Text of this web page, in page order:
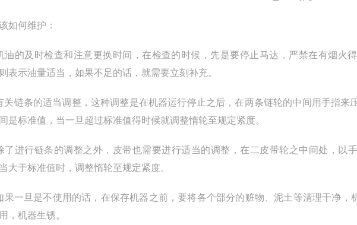
如何维护：
油的及时检查和注意更换时间，在检查的时候，先是要停止马达，严禁在有烟火
表示油量适当，如果不足的话，就需要立刻补充。
关链条的适当调整，这种调整是在机器运行停止之后，在两条链轮的中间用手指来
是标准值，当一旦超过标准值得时候就调整惰轮至规定紧度。
了进行链条的调整之外，皮带也需要进行适当的调整，在二皮带轮之中间处，以
大于标准值时，调整惰轮至规定紧度。
果一旦是不使用的话，在保存机器之前，要将各个部分的赃物、泥土等清理干净
，机器生锈。